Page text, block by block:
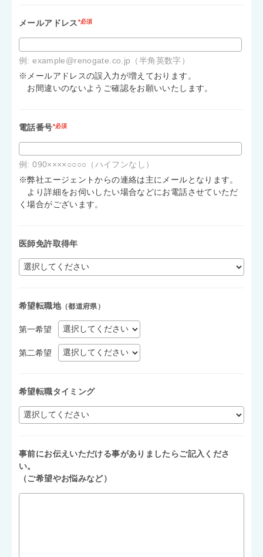
メールアドレス*必須
例: example@renogate.co.jp（半角英数字）
※メールアドレスの誤入力が増えております。
お間違いのないようご確認をお願いいたします。
電話番号*必須
例: 090××××○○○○（ハイフンなし）
※弊社エージェントからの連絡は主にメールとなります。
より詳細をお伺いしたい場合などにお電話させていただ
く場合がございます。
医師免許取得年
希望転職地（都道府県）
第一希望
第二希望
希望転職タイミング
事前にお伝えいただける事がありましたらご記入くださ
い。
（ご希望やお悩みなど）